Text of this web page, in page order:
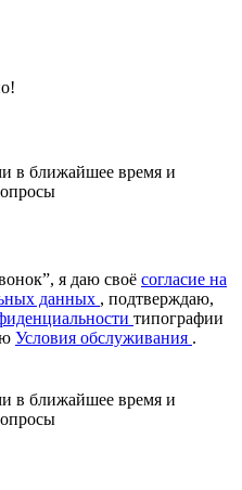
в ближайшее время и
я даю своё согласие на
данных , подтверждаю,
типографии
Условия обслуживания .
в ближайшее время и